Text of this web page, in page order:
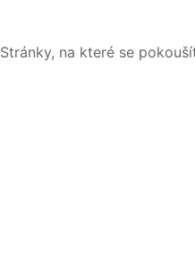
Stránky, na které se